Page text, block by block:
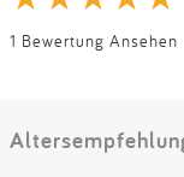
1 Bewertung Ansehen